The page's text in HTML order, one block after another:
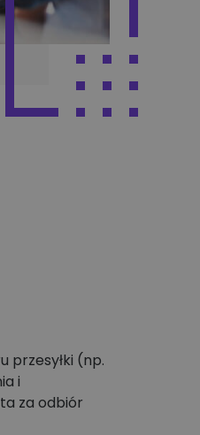
przesyłki (np.
i
za odbiór